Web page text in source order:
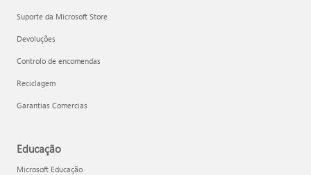
Suporte da Microsoft Store
Devoluções
Controlo de encomendas
Reciclagem
Garantias Comercias
Educação
Microsoft Educação